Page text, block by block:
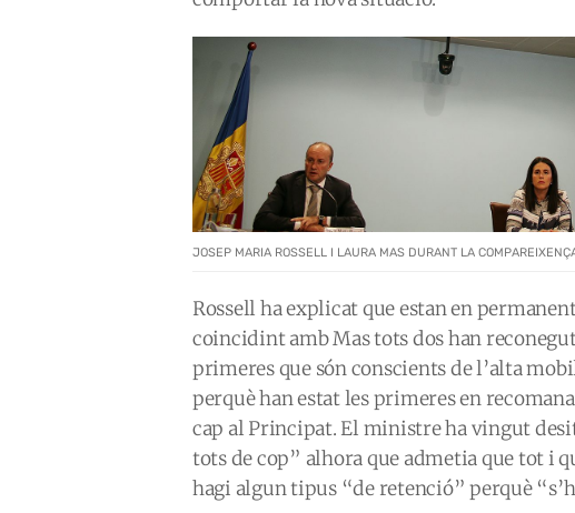
JOSEP MARIA ROSSELL I LAURA MAS DURANT LA
Rossell ha explicat que estan en
coincidint amb Mas tots dos han
primeres que són conscients de l’alta
perquè han estat les primeres en
cap al Principat. El ministre ha vingut
tots de cop” alhora que admetia que tot i
hagi algun tipus “de retenció” perquè